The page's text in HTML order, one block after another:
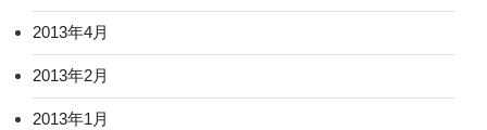
2013年4月
2013年2月
2013年1月